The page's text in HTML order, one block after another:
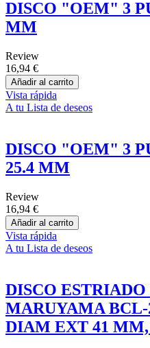
DISCO "OEM" 3
MM
Review
16,94 €
Añadir al carrito
Vista rápida
A tu Lista de deseos
DISCO "OEM" 3
25.4 MM
Review
16,94 €
Añadir al carrito
Vista rápida
A tu Lista de deseos
DISCO
MARUYAMA BCL-
DIAM EXT 41 MM,